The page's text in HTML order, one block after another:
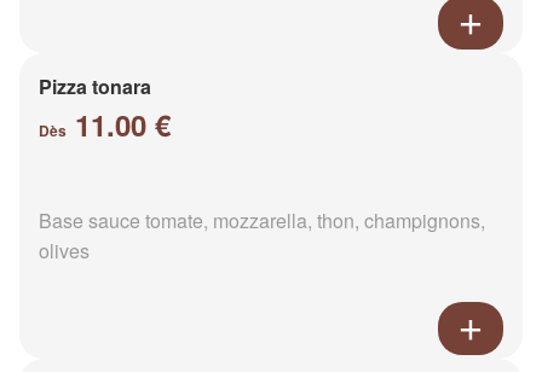
Pizza tonara
Dès 11.00 €
Base sauce tomate, mozzarella, thon, champignons,
olives